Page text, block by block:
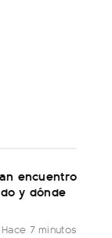
encuentro
y dónde
Hace 7 minutos